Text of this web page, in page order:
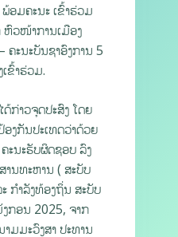
ອມຄະນະ ເຂົ້າຮ່ວມ
ຫົວໜ້າການເມືອງ
ະນະບັນຊາອົງການ 5
ຂົ້າຮ່ວມ.
ກ່າວຈຸດປະສົງ ໂດຍ
ງກັນປະເທດວ່າດ້ວຍ
ະນະຮັບຜິດຊອບ ລົງ
ານທະຫານ ( ສະບັບ
ກຳລັງທ້ອງຖິ່ນ ສະບັບ
ກອນ 2025, ຈາກ
ມມະວົງສາ ປະທານ